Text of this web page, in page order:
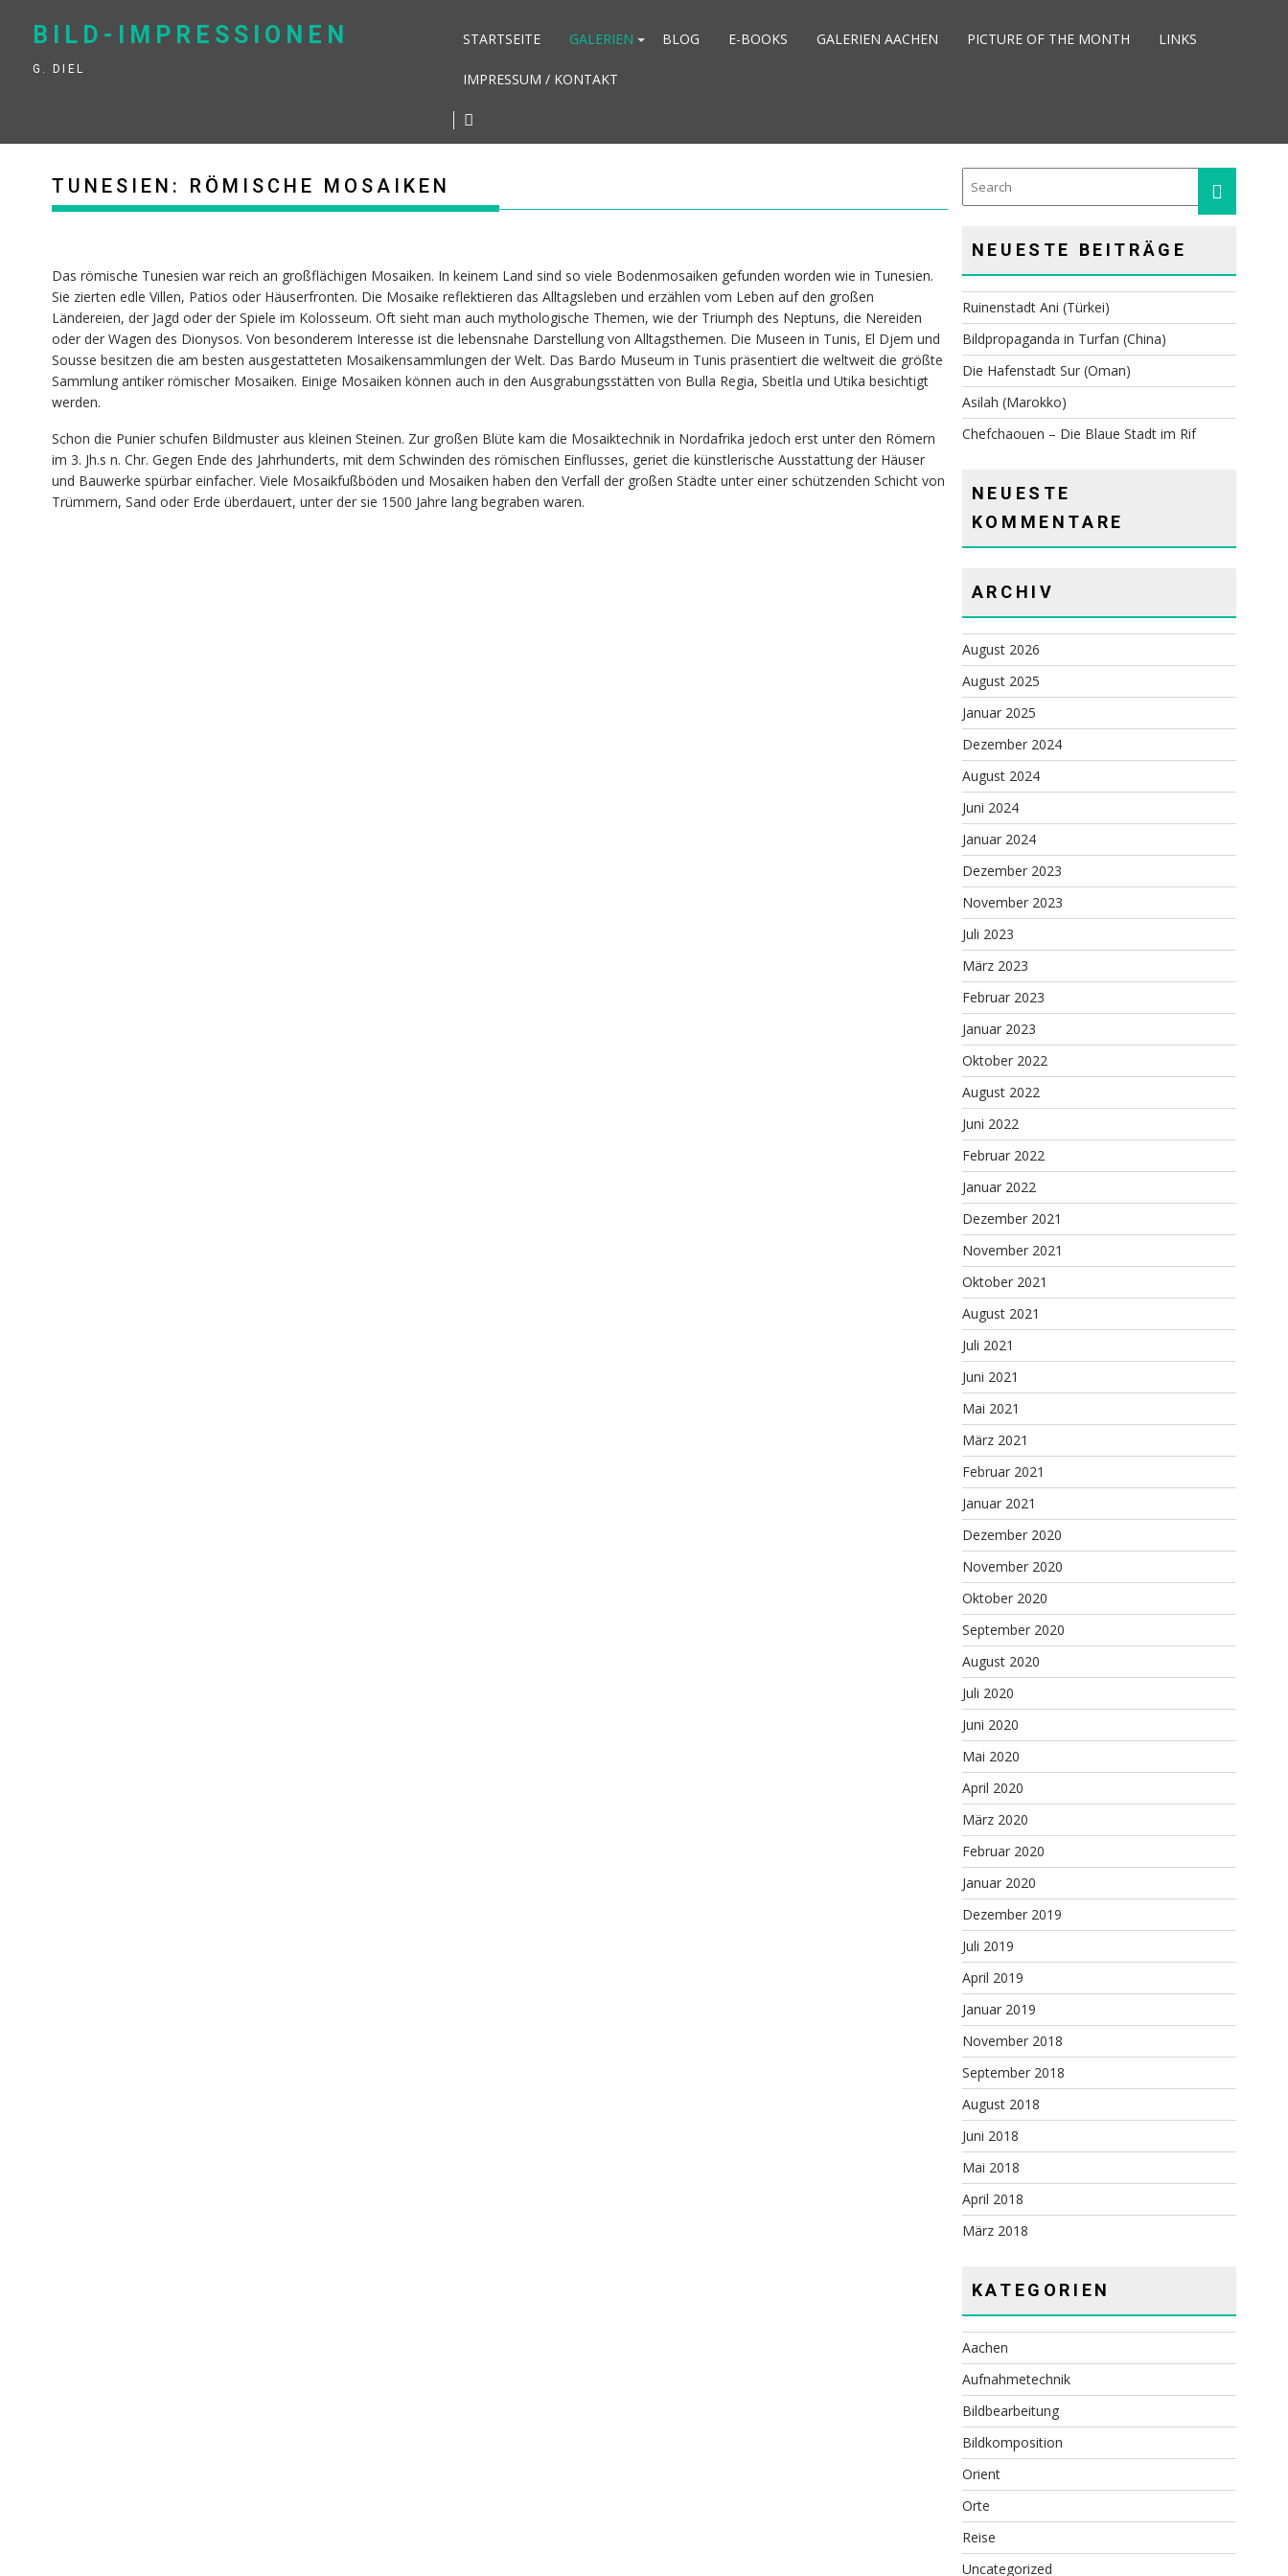
BILD-IMPRESSIONEN
G. DIEL
STARTSEITE GALERIEN BLOG E-BOOKS GALERIEN AACHEN PICTURE OF THE MONTH LINKS
IMPRESSUM / KONTAKT
TUNESIEN: RÖMISCHE MOSAIKEN
Das römische Tunesien war reich an großflächigen Mosaiken. In keinem Land sind so viele Bodenmosaiken gefunden worden wie in Tunesien.
Sie zierten edle Villen, Patios oder Häuserfronten. Die Mosaike reflektieren das Alltagsleben und erzählen vom Leben auf den großen
Ländereien, der Jagd oder der Spiele im Kolosseum. Oft sieht man auch mythologische Themen, wie der Triumph des Neptuns, die Nereiden
oder der Wagen des Dionysos. Von besonderem Interesse ist die lebensnahe Darstellung von Alltagsthemen. Die Museen in Tunis, El Djem und
Sousse besitzen die am besten ausgestatteten Mosaikensammlungen der Welt. Das Bardo Museum in Tunis präsentiert die weltweit die größte
Sammlung antiker römischer Mosaiken. Einige Mosaiken können auch in den Ausgrabungsstätten von Bulla Regia, Sbeitla und Utika besichtigt
werden.
Schon die Punier schufen Bildmuster aus kleinen Steinen. Zur großen Blüte kam die Mosaiktechnik in Nordafrika jedoch erst unter den Römern
im 3. Jh.s n. Chr. Gegen Ende des Jahrhunderts, mit dem Schwinden des römischen Einflusses, geriet die künstlerische Ausstattung der Häuser
und Bauwerke spürbar einfacher. Viele Mosaikfußböden und Mosaiken haben den Verfall der großen Städte unter einer schützenden Schicht von
Trümmern, Sand oder Erde überdauert, unter der sie 1500 Jahre lang begraben waren.
NEUESTE BEITRÄGE
Ruinenstadt Ani (Türkei)
Bildpropaganda in Turfan (China)
Die Hafenstadt Sur (Oman)
Asilah (Marokko)
Chefchaouen – Die Blaue Stadt im Rif
NEUESTE
KOMMENTARE
ARCHIV
August 2026
August 2025
Januar 2025
Dezember 2024
August 2024
Juni 2024
Januar 2024
Dezember 2023
November 2023
Juli 2023
März 2023
Februar 2023
Januar 2023
Oktober 2022
August 2022
Juni 2022
Februar 2022
Januar 2022
Dezember 2021
November 2021
Oktober 2021
August 2021
Juli 2021
Juni 2021
Mai 2021
März 2021
Februar 2021
Januar 2021
Dezember 2020
November 2020
Oktober 2020
September 2020
August 2020
Juli 2020
Juni 2020
Mai 2020
April 2020
März 2020
Februar 2020
Januar 2020
Dezember 2019
Juli 2019
April 2019
Januar 2019
November 2018
September 2018
August 2018
Juni 2018
Mai 2018
April 2018
März 2018
KATEGORIEN
Aachen
Aufnahmetechnik
Bildbearbeitung
Bildkomposition
Orient
Orte
Reise
Uncategorized